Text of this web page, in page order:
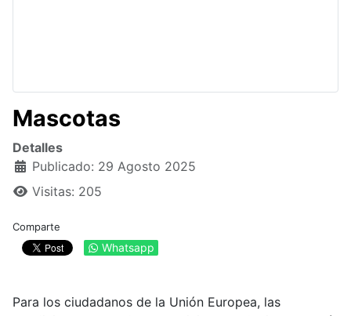
Mascotas
Detalles
Publicado: 29 Agosto 2025
Visitas: 205
Comparte
Whatsapp
Para los ciudadanos de la Unión Europea, las